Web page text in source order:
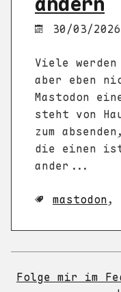
30/03/2026
Viele
aber eben
Mastodon
steht von
zum
die einen
ander...
mastodon,
Folge mir im